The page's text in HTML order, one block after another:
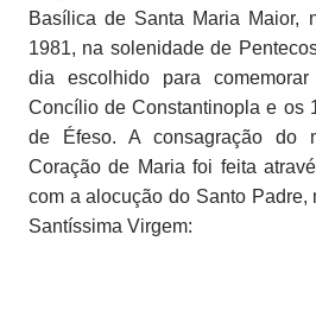
Basílica de Santa Maria Maior,
1981, na solenidade de
dia escolhido para
Concílio de Constantinopla e os
de Éfeso. A consagração do
Coração de Maria foi feita
com a alocução do Santo
Santíssima Virgem: